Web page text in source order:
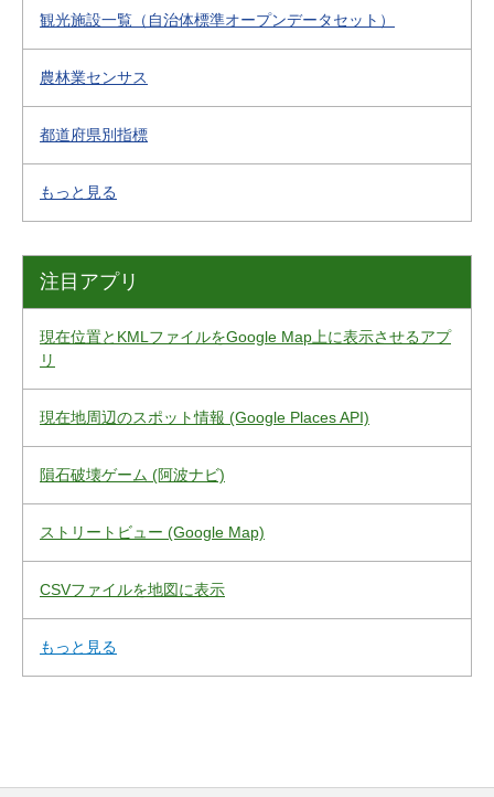
観光施設一覧（自治体標準オープンデータセット）
農林業センサス
都道府県別指標
もっと見る
注目アプリ
現在位置とKMLファイルをGoogle Map上に表示させるアプ
リ
現在地周辺のスポット情報 (Google Places API)
隕石破壊ゲーム (阿波ナビ)
ストリートビュー (Google Map)
CSVファイルを地図に表示
もっと見る